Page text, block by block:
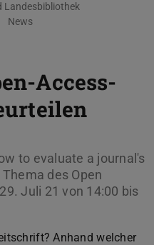
Landesbibliothek
News
Access-
to evaluate a journal's
des Open
Juli 21 von 14:00 bis
Anhand welcher